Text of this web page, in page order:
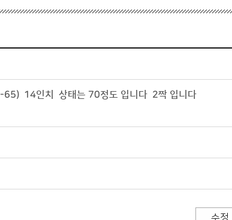
65) 14인치 상태는 70정도 입니다 2짝 입니다
수정